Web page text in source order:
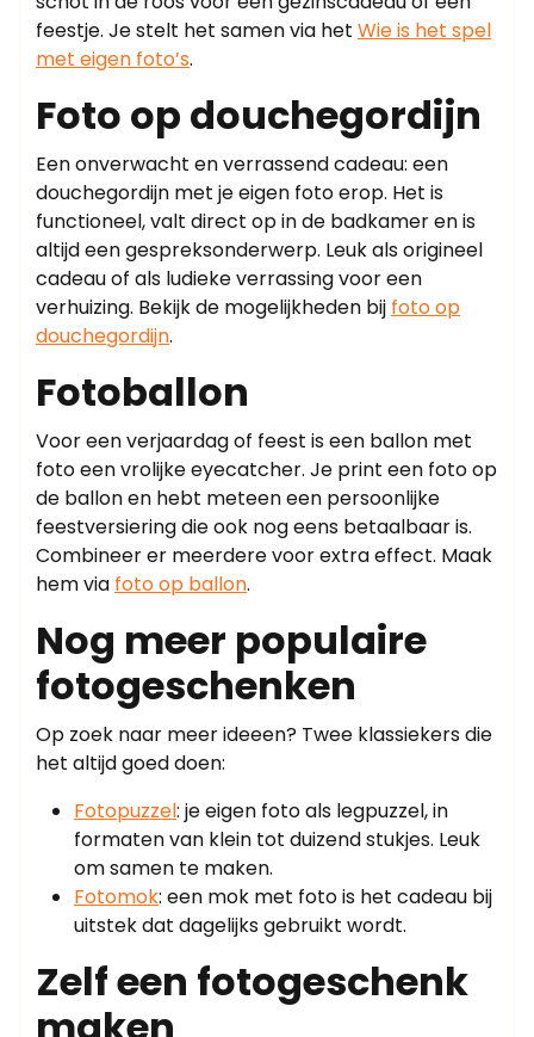
feestje. Je stelt het samen via het Wie is het spel
met eigen foto’s.
Foto op douchegordijn
Een onverwacht en verrassend cadeau: een
douchegordijn met je eigen foto erop. Het is
functioneel, valt direct op in de badkamer en is
altijd een gespreksonderwerp. Leuk als origineel
cadeau of als ludieke verrassing voor een
verhuizing. Bekijk de mogelijkheden bij foto op
douchegordijn.
Fotoballon
Voor een verjaardag of feest is een ballon met
foto een vrolijke eyecatcher. Je print een foto op
de ballon en hebt meteen een persoonlijke
feestversiering die ook nog eens betaalbaar is.
Combineer er meerdere voor extra effect. Maak
hem via foto op ballon.
Nog meer populaire
fotogeschenken
Op zoek naar meer ideeen? Twee klassiekers die
het altijd goed doen:
Fotopuzzel: je eigen foto als legpuzzel, in
formaten van klein tot duizend stukjes. Leuk
om samen te maken.
Fotomok: een mok met foto is het cadeau bij
uitstek dat dagelijks gebruikt wordt.
Zelf een fotogeschenk